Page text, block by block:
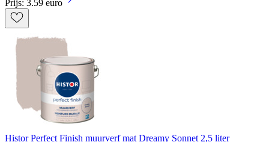
Prijs: 3.59 euro
Histor Perfect Finish muurverf mat Dreamy Sonnet 2,5 liter